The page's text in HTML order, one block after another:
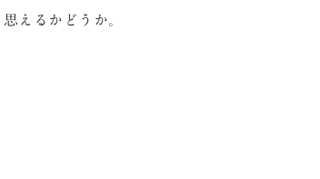
えるかどうか。